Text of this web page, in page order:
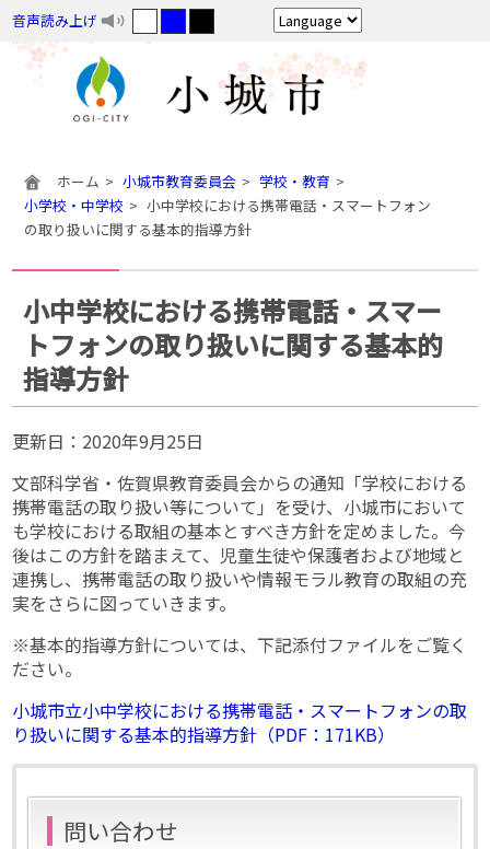
音声読み上げ
ホーム 小城市教育委員会
学校・教育
小学校・中学校
小中学校における携帯電話・スマートフォン
の取り扱いに関する基本的指導方針
小中学校における携帯電話・スマー
トフォンの取り扱いに関する基本的
指導方針
更新日： 2020年9月25日
文部科学省・佐賀県教育委員会からの通知「学校における
携帯電話の取り扱い等について」を受け、小城市において
も学校における取組の基本とすべき方針を定めました。今
後はこの方針を踏まえて、児童生徒や保護者および地域と
連携し、携帯電話の取り扱いや情報モラル教育の取組の充
実をさらに図っていきます。
※基本的指導方針については、下記添付ファイルをご覧く
ださい。
小城市立小中学校における携帯電話・スマートフォンの取
り扱いに関する基本的指導方針（PDF：171KB）
問い合わせ